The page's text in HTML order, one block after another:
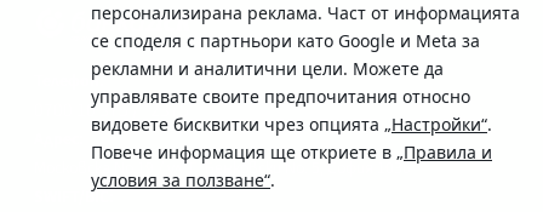
персонализирана реклама. Част от информацията
се споделя с партньори като Google и Meta за
рекламни и аналитични цели. Можете да
управлявате своите предпочитания относно
видовете бисквитки чрез опцията „Настройки“.
Повече информация ще откриете в „Правила и
условия за ползване“.
Телефон:
0700 10 375 / *2375
Московска No.19 / ул. Г. Бенковски No. 5, София 1036
SWIFT/BIC: